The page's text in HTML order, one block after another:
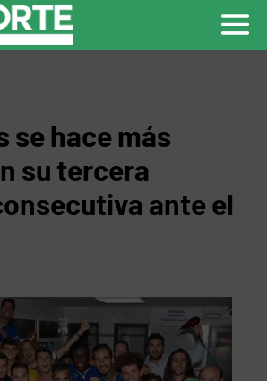
se hace más
su tercera
ante el